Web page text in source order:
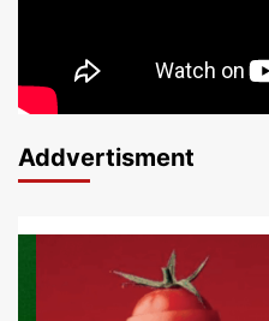
Addvertisment